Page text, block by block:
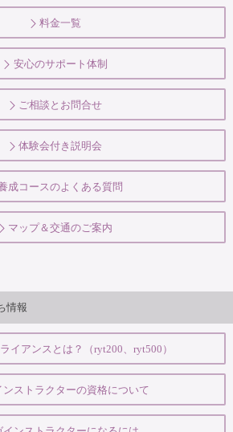
料金一覧
安心のサポート体制
ご相談とお問合せ
体験会付き説明会
成コースのよくある質問
マップ＆交通のご案内
情報
イアンスとは？（ryt200、ryt500）
ンストラクターの資格について